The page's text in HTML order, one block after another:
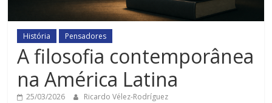
História Pensadores
A filosofia contemporânea
na América Latina
25/03/2026 Ricardo Vélez-Rodríguez